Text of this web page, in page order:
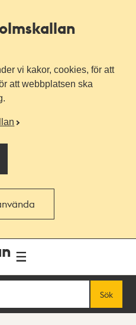
vi kakor, cookies, för att
att webbplatsen ska
Sök